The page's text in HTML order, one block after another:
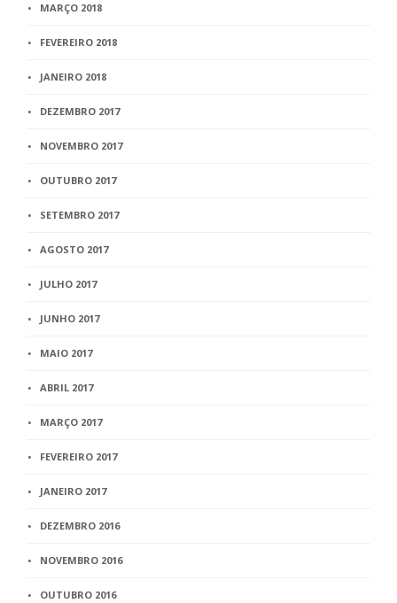
MARÇO 2018
FEVEREIRO 2018
JANEIRO 2018
DEZEMBRO 2017
NOVEMBRO 2017
OUTUBRO 2017
SETEMBRO 2017
AGOSTO 2017
JULHO 2017
JUNHO 2017
MAIO 2017
ABRIL 2017
MARÇO 2017
FEVEREIRO 2017
JANEIRO 2017
DEZEMBRO 2016
NOVEMBRO 2016
OUTUBRO 2016